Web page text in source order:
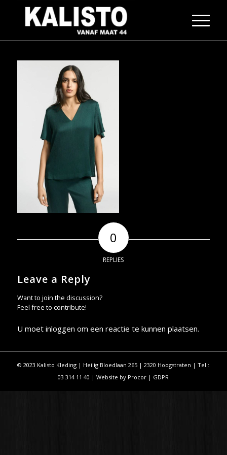
0
REPLIES
Leave a Reply
Want to join the discussion?
Feel free to contribute!
U moet inloggen om een reactie te kunnen plaatsen.
© 2023 Kalisto Kleding | Heilig Bloedlaan 265 | 2320 Hoogstraten | Tel.:
03 314 11 40 | Website by Procor | GDPR